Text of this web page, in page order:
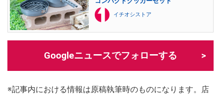
イチオシストア
Googleニュースでフォローする
※記事内における情報は原稿執筆時のものになります。店